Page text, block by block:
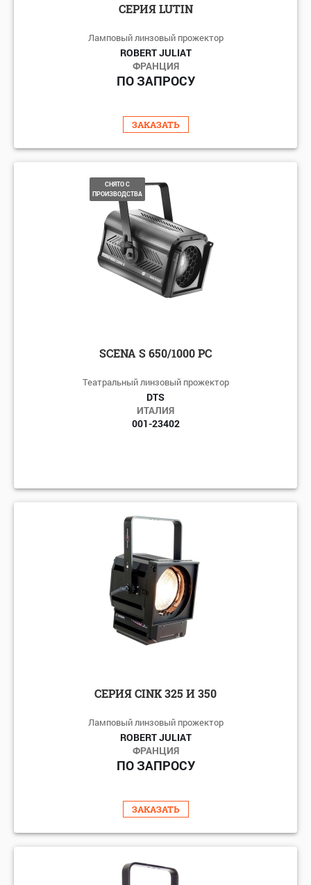
СЕРИЯ LUTIN
Ламповый линзовый прожектор
ROBERT JULIAT
ФРАНЦИЯ
ПО ЗАПРОСУ
ЗАКАЗАТЬ
СНЯТО С
ПРОИЗВОДСТВА
SCENA S 650/1000 PC
Театральный линзовый прожектор
DTS
ИТАЛИЯ
001-23402
СЕРИЯ CINK 325 И 350
Ламповый линзовый прожектор
ROBERT JULIAT
ФРАНЦИЯ
ПО ЗАПРОСУ
ЗАКАЗАТЬ